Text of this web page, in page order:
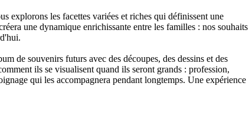
explorons les facettes variées et riches qui définissent une
une dynamique enrichissante entre les familles : nos souhaits
de souvenirs futurs avec des découpes, des dessins et des
ils se visualisent quand ils seront grands : profession,
qui les accompagnera pendant longtemps. Une expérience